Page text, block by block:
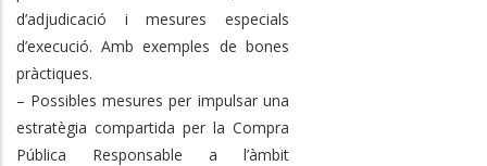
d’adjudicació i mesures especials
d’execució. Amb exemples de bones
pràctiques.
– Possibles mesures per impulsar una
estratègia compartida per la Compra
Pública Responsable a l’àmbit